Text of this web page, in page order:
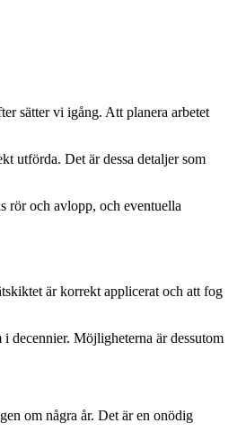
sätter vi igång. Att planera arbetet
utförda. Det är dessa detaljer som
rör och avlopp, och eventuella
är korrekt applicerat och att fog
decennier. Möjligheterna är dessutom
om några år. Det är en onödig